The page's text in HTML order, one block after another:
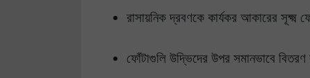
রাসায়নিক দ্রবণকে কার্যকর আকারের সূক্ষ্ম
ফোঁটাগুলি উদ্ভিদের উপর সমানভাবে বিতরণ